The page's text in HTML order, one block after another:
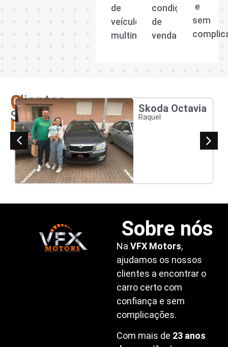
de
veículos
multimarcas.
condições
de
venda.
e
sem
Os
nossos
clientes
Clientes
Satisfeitos
Skoda Octavia
Raquel
Sobre nós
NaVFX Motors,
ajudamos os nossos
clientes a encontrar o
carro certo com
confiança e sem
complicações.
Com mais de 23 anos